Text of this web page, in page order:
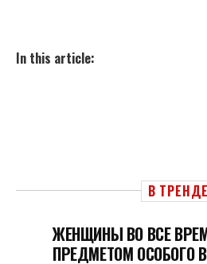
In this article:
В ТРЕНДЕ
ЖЕНЩИНЫ ВО ВСЕ
ПРЕДМЕТОМ ОСОБОГО